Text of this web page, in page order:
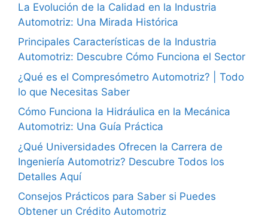
La Evolución de la Calidad en la Industria
Automotriz: Una Mirada Histórica
Principales Características de la Industria
Automotriz: Descubre Cómo Funciona el Sector
¿Qué es el Compresómetro Automotriz? | Todo
lo que Necesitas Saber
Cómo Funciona la Hidráulica en la Mecánica
Automotriz: Una Guía Práctica
¿Qué Universidades Ofrecen la Carrera de
Ingeniería Automotriz? Descubre Todos los
Detalles Aquí
Consejos Prácticos para Saber si Puedes
Obtener un Crédito Automotriz